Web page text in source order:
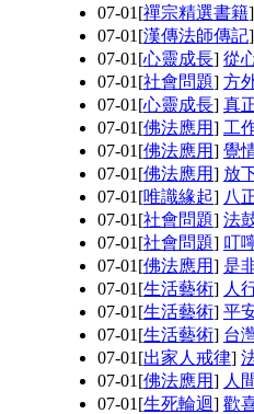
07-01 [禪宗精選書籍]
07-01 [漢傳法師傳記]
07-01 [心靈成長] 從
07-01 [社會問題] 方
07-01 [心靈成長] 真
07-01 [佛法應用] 工
07-01 [佛法應用] 覺
07-01 [佛法應用] 放
07-01 [唯識緣起] 八
07-01 [社會問題] 法
07-01 [社會問題] 叮
07-01 [佛法應用] 是
07-01 [生活藝術] 人
07-01 [生活藝術] 平
07-01 [生活藝術] 台
07-01 [出家人戒律]
07-01 [佛法應用] 人
07-01 [生死輪迴] 歡